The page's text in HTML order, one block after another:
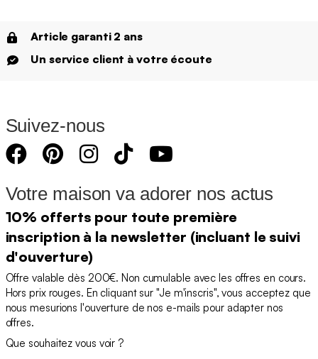
Article garanti 2 ans
Un service client à votre écoute
Suivez-nous
Votre maison va adorer nos actus
10% offerts pour toute première
inscription à la newsletter (incluant le suivi
d'ouverture)
Offre valable dès 200€. Non cumulable avec les offres en cours.
Hors prix rouges. En cliquant sur "Je m'inscris", vous acceptez que
nous mesurions l'ouverture de nos e-mails pour adapter nos
offres.
Que souhaitez vous voir ?